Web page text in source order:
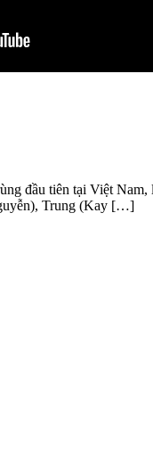
đầu tiên tại Việt
Trung (Kay […]